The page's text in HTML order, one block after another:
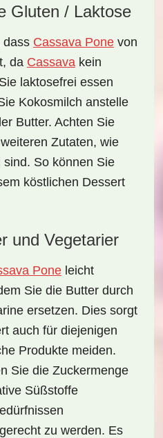
Gluten / Laktose
dass Cassava Ponevon
da Cassavakein
laktosefrei essen
Kokosmilch anstelle
Butter. Achten Sie
Zutaten, wie
So können Sie
köstlichen Dessert
und Vegetarier
Poneleicht
Sie die Butterdurch
ersetzen. Dies sorgt
auch für diejenigen
Produkte meiden.
Sie die Zuckermenge
Süßstoffe
zu werden. Es